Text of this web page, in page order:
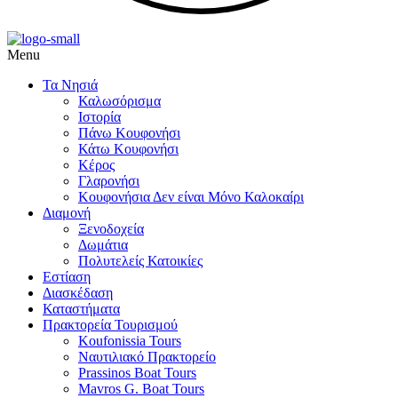
Menu
Τα Νησιά
Καλωσόρισμα
Ιστορία
Πάνω Κουφονήσι
Κάτω Κουφονήσι
Κέρος
Γλαρονήσι
Κουφονήσια Δεν είναι Μόνο Καλοκαίρι
Διαμονή
Ξενοδοχεία
Δωμάτια
Πολυτελείς Κατοικίες
Εστίαση
Διασκέδαση
Καταστήματα
Πρακτορεία Τουρισμού
Koufonissia Tours
Ναυτιλιακό Πρακτορείο
Prassinos Boat Tours
Mavros G. Boat Tours